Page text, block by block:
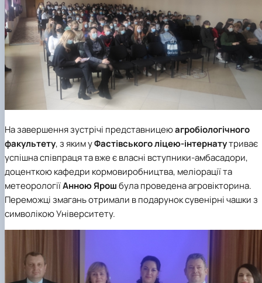
На завершення зустрічі представницеюагробіологічного
факультету, з яким уФастівського ліцею-інтернатутриває
успішна співпраця та вже є власні вступники-амбасадори,
доценткою кафедри кормовиробництва, меліорації та
метеорологіїАнною Ярошбула проведена агровікторина.
Переможці змагань отримали в подарунок сувенірні чашки з
символікою Університету.